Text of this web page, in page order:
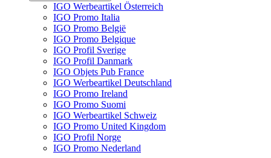
IGO Werbeartikel Österreich
IGO Promo Italia
IGO Promo België
IGO Promo Belgique
IGO Profil Sverige
IGO Profil Danmark
IGO Objets Pub France
IGO Werbeartikel Deutschland
IGO Promo Ireland
IGO Promo Suomi
IGO Werbeartikel Schweiz
IGO Promo United Kingdom
IGO Profil Norge
IGO Promo Nederland